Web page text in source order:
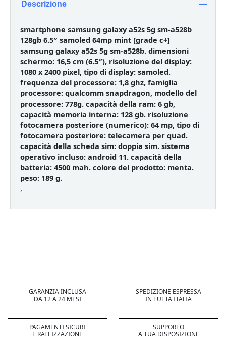
Descrizione
smartphone samsung galaxy a52s 5g sm-a528b
128gb 6.5″ samoled 64mp mint [grade c+]
samsung galaxy a52s 5g sm-a528b. dimensioni
schermo: 16,5 cm (6.5″), risoluzione del display:
1080 x 2400 pixel, tipo di display: samoled.
frequenza del processore: 1,8 ghz, famiglia
processore: qualcomm snapdragon, modello del
processore: 778g. capacità della ram: 6 gb,
capacità memoria interna: 128 gb. risoluzione
fotocamera posteriore (numerico): 64 mp, tipo di
fotocamera posteriore: telecamera per quad.
capacità della scheda sim: doppia sim. sistema
operativo incluso: android 11. capacità della
batteria: 4500 mah. colore del prodotto: menta.
peso: 189 g.
,
GARANZIA INCLUSA
DA 12 A 24 MESI
SPEDIZIONE ESPRESSA
IN TUTTA ITALIA
PAGAMENTI SICURI
E RATEIZZAZIONE
SUPPORTO
A TUA DISPOSIZIONE